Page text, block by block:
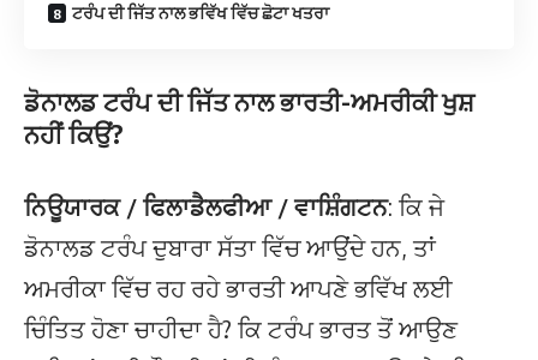
ਟਰੰਪ ਦੀ ਜਿੱਤ ਨਾਲ ਭਵਿੱਖ ਵਿੱਚ ਛੋਟਾ ਖਤਰਾ
ਡੋਨਾਲਡ ਟਰੰਪ ਦੀ ਜਿੱਤ ਨਾਲ ਭਾਰਤੀ-ਅਮਰੀਕੀ ਖੁਸ਼
ਨਹੀਂ ਕਿਉਂ?
ਨਿਊਯਾਰਕ / ਫਿਲਾਡੈਲਫੀਆ / ਵਾਸ਼ਿੰਗਟਨ: ਕਿ ਜੇ
ਡੋਨਾਲਡ ਟਰੰਪ ਦੁਬਾਰਾ ਸੱਤਾ ਵਿੱਚ ਆਉਂਦੇ ਹਨ, ਤਾਂ
ਅਮਰੀਕਾ ਵਿੱਚ ਰਹ ਰਹੇ ਭਾਰਤੀ ਆਪਣੇ ਭਵਿੱਖ ਲਈ
ਚਿੰਤਿਤ ਹੋਣਾ ਚਾਹੀਦਾ ਹੈ? ਕਿ ਟਰੰਪ ਭਾਰਤ ਤੋਂ ਆਉਣ